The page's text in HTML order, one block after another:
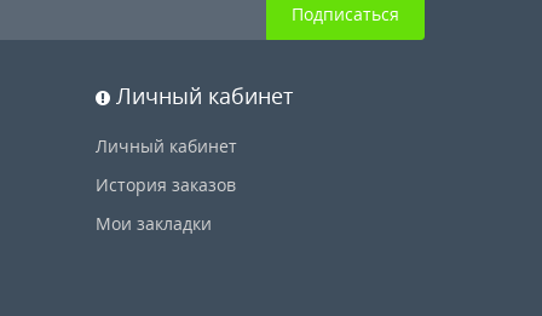
Подписаться
Личный кабинет
Личный кабинет
История заказов
Мои закладки